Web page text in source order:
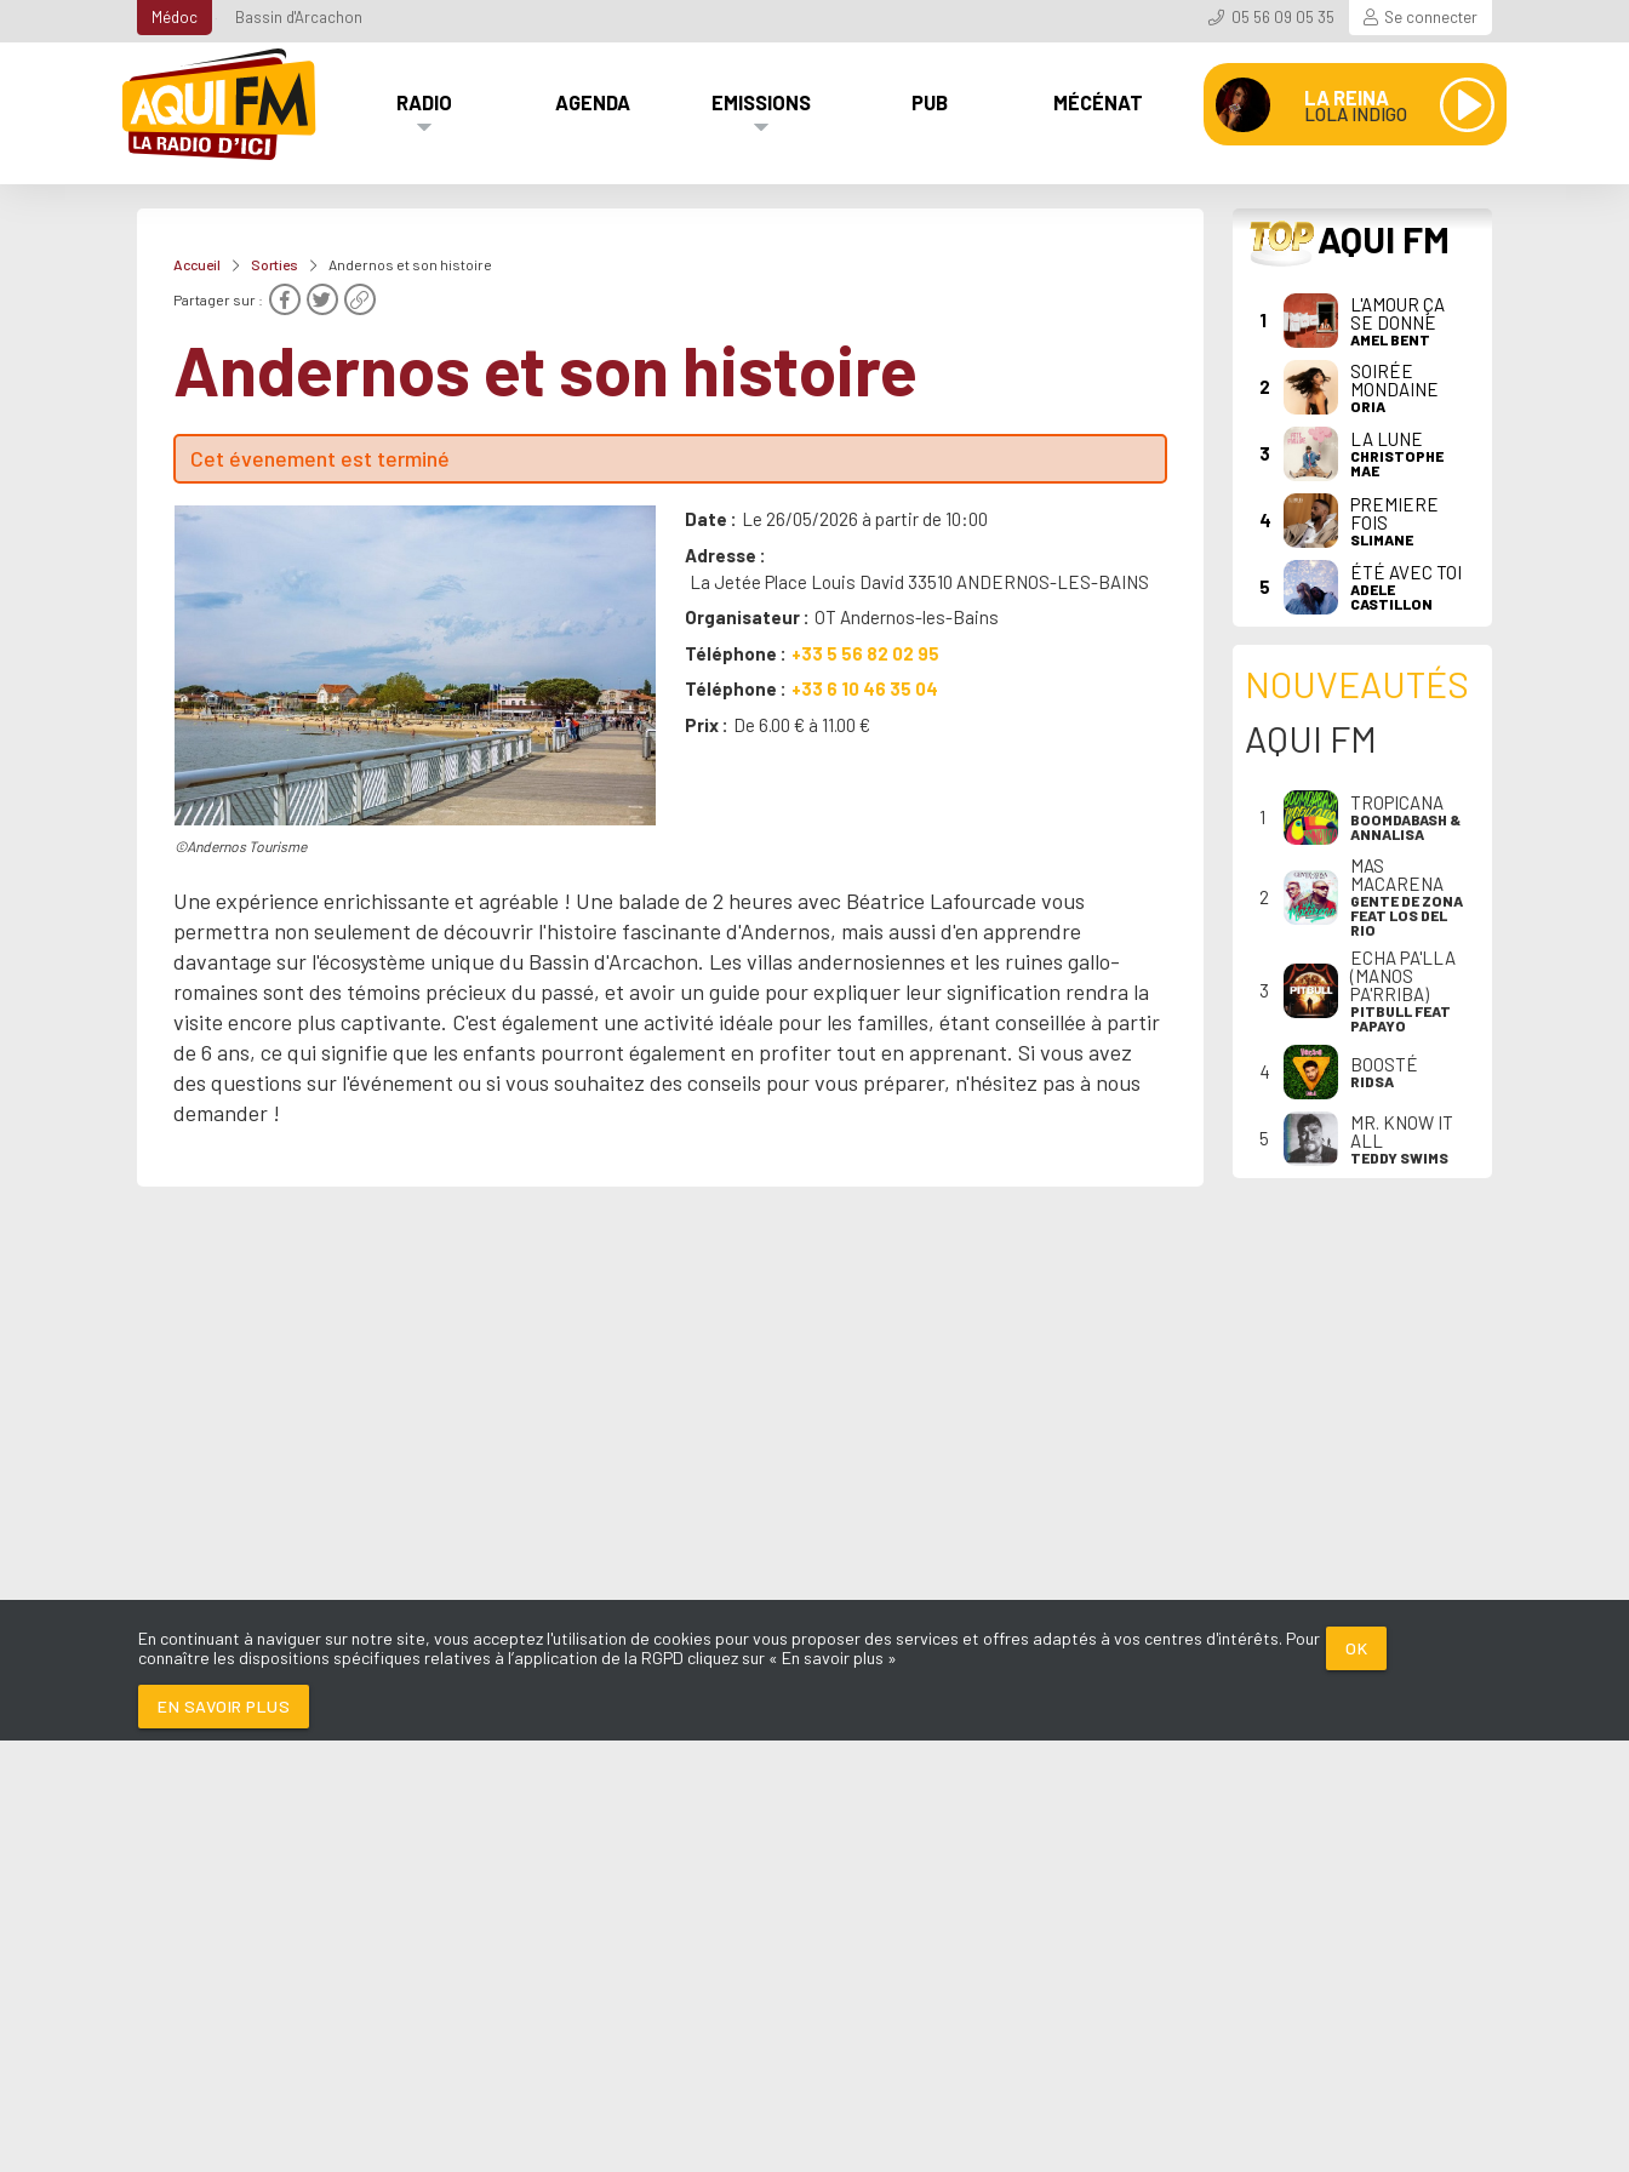
Médoc Bassin d'Arcachon 05 56 09 05 35 Se connecter
RADIO AGENDA EMISSIONS PUB MÉCÉNAT LA REINA
LOLA INDIGO
Accueil Sorties Andernos et son histoire
Partager sur :
Andernos et son histoire
Cet évenement est terminé
©Andernos Tourisme
Date
Le 26/05/2026 à partir de 10:00
Adresse
La Jetée Place Louis David 33510 ANDERNOS-LES-BAINS
Organisateur
OT Andernos-les-Bains
Téléphone
+33 5 56 82 02 95
Téléphone
+33 6 10 46 35 04
Prix
De 6.00 € à 11.00 €
Une expérience enrichissante et agréable ! Une balade de 2 heures avec Béatrice Lafourcade vous
permettra non seulement de découvrir l'histoire fascinante d'Andernos, mais aussi d'en apprendre
davantage sur l'écosystème unique du Bassin d'Arcachon. Les villas andernosiennes et les ruines gallo-
romaines sont des témoins précieux du passé, et avoir un guide pour expliquer leur signification rendra la
visite encore plus captivante. C'est également une activité idéale pour les familles, étant conseillée à partir
de 6 ans, ce qui signifie que les enfants pourront également en profiter tout en apprenant. Si vous avez
des questions sur l'événement ou si vous souhaitez des conseils pour vous préparer, n'hésitez pas à nous
demander !
TOP AQUI FM
1
L'AMOUR ÇA
SE DONNE
AMEL BENT
2
SOIRÉE
MONDAINE
ORIA
3
LA LUNE
CHRISTOPHE
MAE
4
PREMIERE
FOIS
SLIMANE
5
ÉTÉ AVEC TOI
ADELE
CASTILLON
NOUVEAUTÉS
AQUI FM
1
TROPICANA
BOOMDABASH &
ANNALISA
2
MAS
MACARENA
GENTE DE ZONA
FEAT LOS DEL
RIO
3
ECHA PA'LLA
(MANOS
PA'RRIBA)
PITBULL FEAT
PAPAYO
4 BOOSTÉ
RIDSA
5
MR. KNOW IT
ALL
TEDDY SWIMS
En continuant à naviguer sur notre site, vous acceptez l'utilisation de cookies pour vous proposer des services et offres adaptés à vos centres d'intérêts. Pour
connaître les dispositions spécifiques relatives à l’application de la RGPD cliquez sur « En savoir plus »
OK
EN SAVOIR PLUS